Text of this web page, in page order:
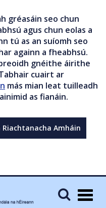
gréasáin seo chun
agus chun eolas a
tú as an suíomh seo
againn a fheabhsú.
gnéithe áirithe
cuairt ar
más mian leat tuilleadh
as fianáin.
Riachtanacha Amháin